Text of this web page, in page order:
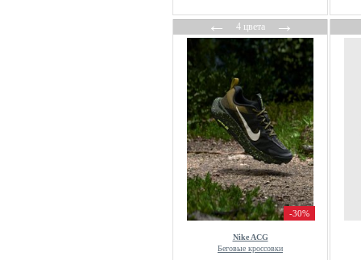
←4 цвета→
-30%
Nike ACG
Беговые кроссовки